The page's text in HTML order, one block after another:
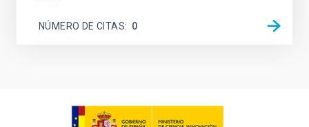
NÚMERO DE CITAS 0